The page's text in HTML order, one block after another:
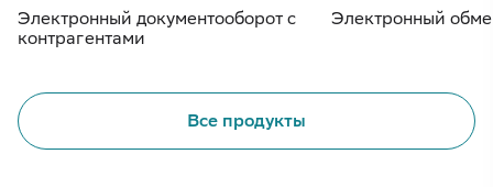
Электронный документооборот с
контрагентами
Электронный
Все продукты